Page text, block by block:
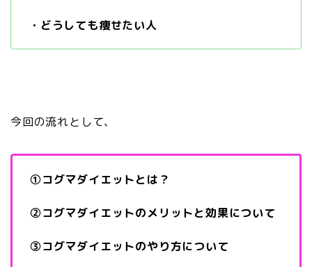
・どうしても痩せたい人
今回の流れとして、
①コグマダイエットとは？
②コグマダイエットのメリットと効果について
③コグマダイエットのやり方について